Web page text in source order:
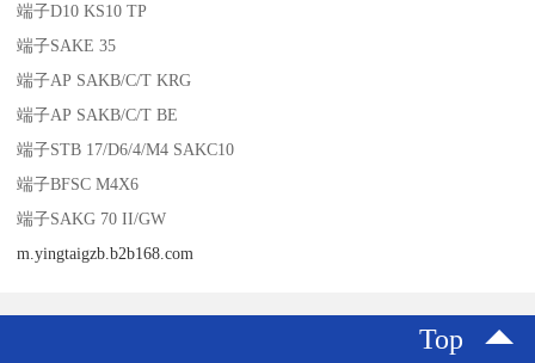
端子D10 KS10 TP
端子SAKE 35
端子AP SAKB/C/T KRG
端子AP SAKB/C/T BE
端子STB 17/D6/4/M4 SAKC10
端子BFSC M4X6
端子SAKG 70 II/GW
m.yingtaigzb.b2b168.com
Top